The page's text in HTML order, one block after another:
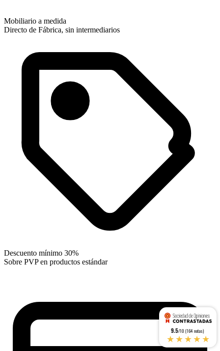
Mobiliario a medida
Directo de Fábrica, sin intermediarios
Descuento mínimo 30%
Sobre PVP en productos estándar
9.5/10 (164 notas)
★★★★★